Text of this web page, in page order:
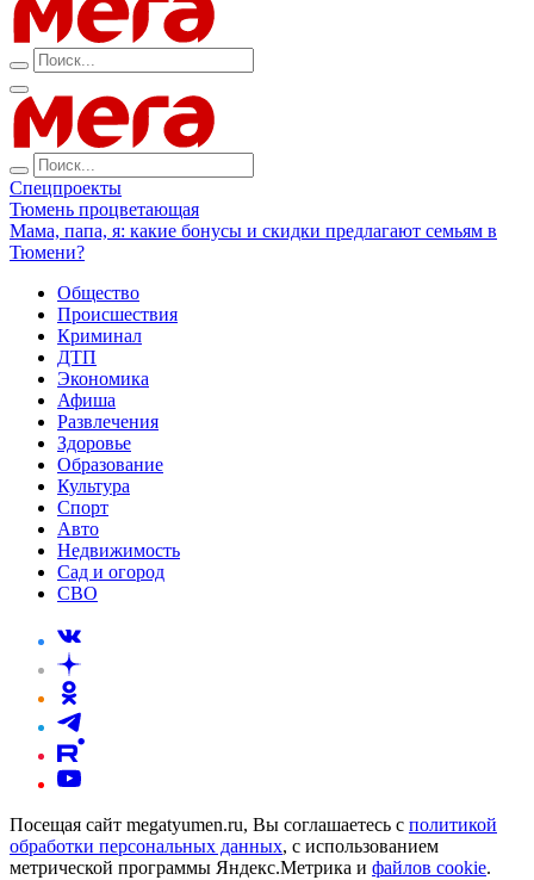
Спецпроекты
Тюмень процветающая
Мама, папа, я: какие бонусы и скидки предлагают семьям в
Тюмени?
Общество
Происшествия
Криминал
ДТП
Экономика
Афиша
Развлечения
Здоровье
Образование
Культура
Спорт
Авто
Недвижимость
Сад и огород
СВО
Посещая сайт megatyumen.ru, Вы соглашаетесь с политикой
обработки персональных данных, с использованием
метрической программы Яндекс.Метрика и файлов cookie.